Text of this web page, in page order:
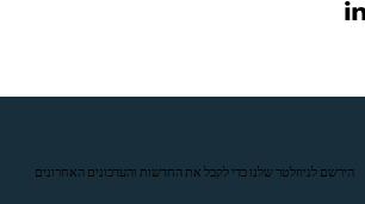
הירשם לניוזלטר שלנו כדי לקבל את החדשות והעדכונים האחרונים